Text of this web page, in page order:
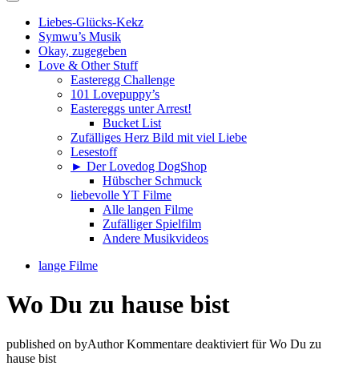
Liebes-Glücks-Kekz
Symwu’s Musik
Okay, zugegeben
Love & Other Stuff
Easteregg Challenge
101 Lovepuppy’s
Eastereggs unter Arrest!
Bucket List
Zufälliges Herz Bild mit viel Liebe
Lesestoff
► Der Lovedog DogShop
Hübscher Schmuck
liebevolle YT Filme
Alle langen Filme
Zufälliger Spielfilm
Andere Musikvideos
lange Filme
Wo Du zu hause bist
published on byAuthorKommentare deaktiviert für Wo Du zu
hause bist